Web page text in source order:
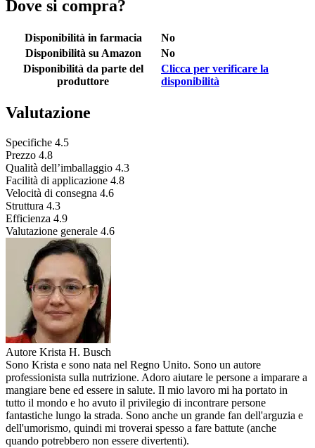
Dove si compra?
Disponibilità in farmacia
No
Disponibilità su Amazon
No
Disponibilità da parte del
produttore
Clicca per verificare la
disponibilità
Valutazione
Specifiche 4.5
Prezzo 4.8
Qualità dell’imballaggio 4.3
Facilità di applicazione 4.8
Velocità di consegna 4.6
Struttura 4.3
Efficienza 4.9
Valutazione generale 4.6
Autore Krista H. Busch
Sono Krista e sono nata nel Regno Unito. Sono un autore
professionista sulla nutrizione. Adoro aiutare le persone a imparare a
mangiare bene ed essere in salute. Il mio lavoro mi ha portato in
tutto il mondo e ho avuto il privilegio di incontrare persone
fantastiche lungo la strada. Sono anche un grande fan dell'arguzia e
dell'umorismo, quindi mi troverai spesso a fare battute (anche
quando potrebbero non essere divertenti).